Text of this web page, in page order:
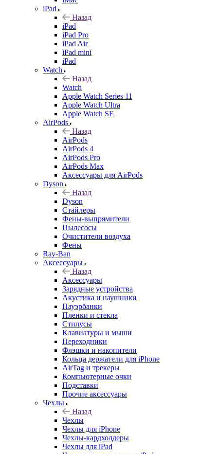
iPad
Назад
iPad
iPad Pro
iPad Air
iPad mini
iPad
Watch
Назад
Watch
Apple Watch Series 11
Apple Watch Ultra
Apple Watch SE
AirPods
Назад
AirPods
AirPods 4
AirPods Pro
AirPods Max
Аксессуары для AirPods
Dyson
Назад
Dyson
Стайлеры
Фены-выпрямители
Пылесосы
Очистители воздуха
Фены
Ray-Ban
Аксессуары
Назад
Аксессуары
Зарядные устройства
Акустика и наушники
Пауэрбанки
Пленки и стекла
Стилусы
Клавиатуры и мыши
Переходники
Флэшки и накопители
Кольца держатели для iPhone
AirTag и трекеры
Компьютерные очки
Подставки
Прочие аксессуары
Чехлы
Назад
Чехлы
Чехлы для iPhone
Чехлы-кардхолдеры
Чехлы для iPad